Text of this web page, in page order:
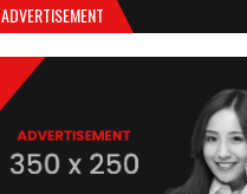
ADVERTISEMENT